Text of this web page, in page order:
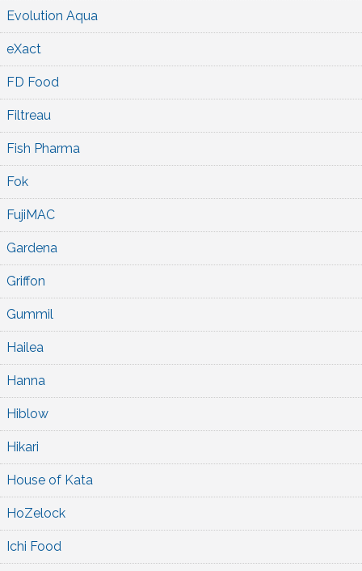
Evolution Aqua
eXact
FD Food
Filtreau
Fish Pharma
Fok
FujiMAC
Gardena
Griffon
Gummil
Hailea
Hanna
Hiblow
Hikari
House of Kata
HoZelock
Ichi Food